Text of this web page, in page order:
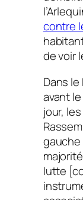
contre
de voir
Dans le
avant
jour,
gauche
lutte